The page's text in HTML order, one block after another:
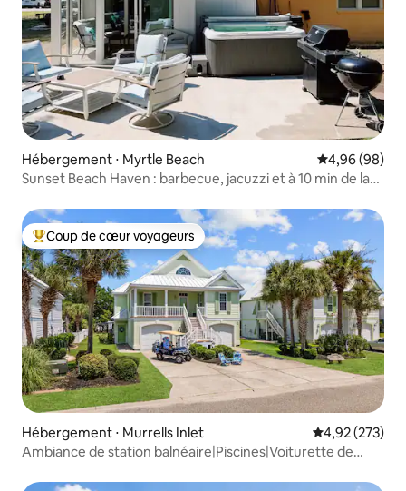
Hébergement ⋅ Myrtle Beach Évaluation
4,96 (98)
Sunset Beach Haven : barbecue, jacuzzi et à 10 min de la
Coups de cœur voyageurs les plus appréciés
Coup de cœur voyageurs
Hébergement ⋅ Murrells Inlet Évaluation
4,92 (273)
Ambiance de station balnéaire|Piscines|Voiturette de